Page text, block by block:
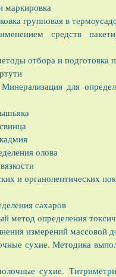
маркировка
групповая в
средств
отбора и подготовка
для
олова
и органолептических
сахаров
определения
измерений массовой
сухие. Методика
сухие.